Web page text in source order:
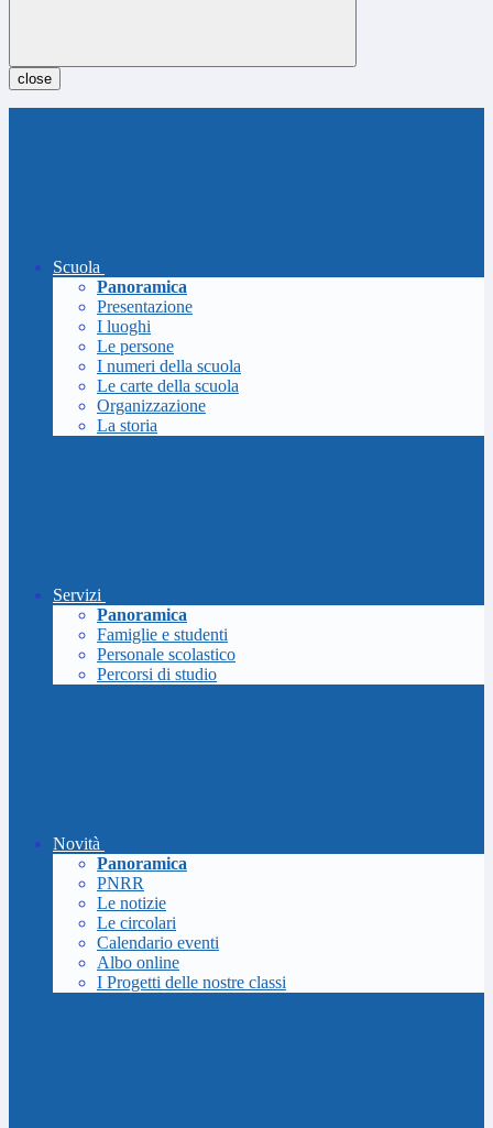
close
Scuola
Panoramica
Presentazione
I luoghi
Le persone
I numeri della scuola
Le carte della scuola
Organizzazione
La storia
Servizi
Panoramica
Famiglie e studenti
Personale scolastico
Percorsi di studio
Novità
Panoramica
PNRR
Le notizie
Le circolari
Calendario eventi
Albo online
I Progetti delle nostre classi